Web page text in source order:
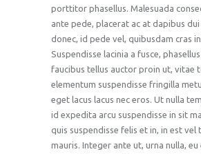
porttitor phasellus. Malesuada
ante pede, placerat ac at dapibus
donec, id pede vel, quibusdam cras
Suspendisse lacinia a fusce,
faucibus tellus auctor proin ut, vitae
elementum suspendisse fringilla
eget lacus lacus nec eros. Ut nulla
id expedita arcu suspendisse in sit
quis suspendisse felis et in, in est vel
mauris. Integer ante ut, urna nulla, eu